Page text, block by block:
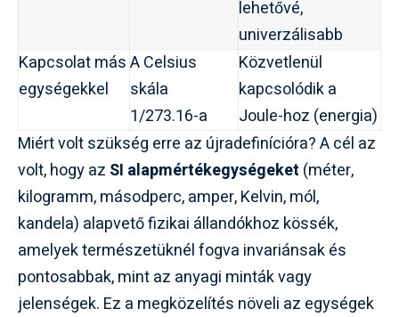
lehetővé,
univerzálisabb
Kapcsolat más
egységekkel
A Celsius
skála
1/273.16-a
Közvetlenül
kapcsolódik a
Joule-hoz (energia)
Miért volt szükség erre az újradefinícióra? A cél az
volt, hogy az SI alapmértékegységeket (méter,
kilogramm, másodperc, amper, Kelvin, mól,
kandela) alapvető fizikai állandókhoz kössék,
amelyek természetüknél fogva invariánsak és
pontosabbak, mint az anyagi minták vagy
jelenségek. Ez a megközelítés növeli az egységek